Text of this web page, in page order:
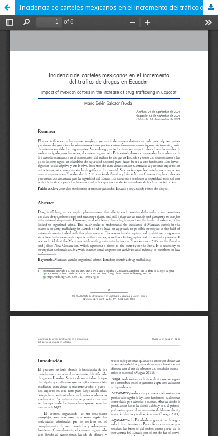
Incidencia de carteles mexicanos en el incremento del tráfico de drogas en Ecuador